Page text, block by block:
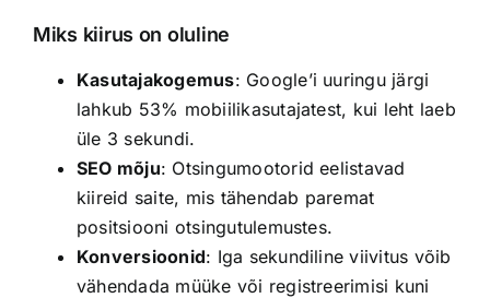
Miks kiirus on oluline
Kasutajakogemus: Google’i uuringu järgi
lahkub 53% mobiilikasutajatest, kui leht laeb
üle 3 sekundi.
SEO mõju: Otsingumootorid eelistavad
kiireid saite, mis tähendab paremat
positsiooni otsingutulemustes.
Konversioonid: Iga sekundiline viivitus võib
vähendada müüke või registreerimisi kuni